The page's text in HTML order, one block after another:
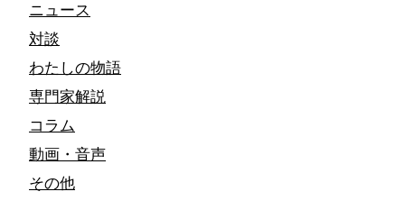
ニュース
対談
わたしの物語
専門家解説
コラム
動画・音声
その他